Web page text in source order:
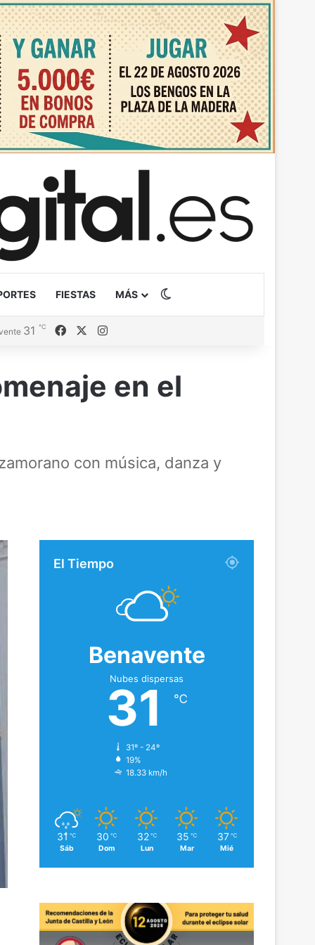
FIESTAS MÁS
31 ℃ FacebookInstagram
en el
con música, danza y
El Tiempo
Benavente
Nubes dispersas
31 ℃
31º - 24º
19%
18.33 km/h
31 ℃
Sáb
30 ℃
Dom
32 ℃
Lun
35 ℃
Mar
37 ℃
Mié